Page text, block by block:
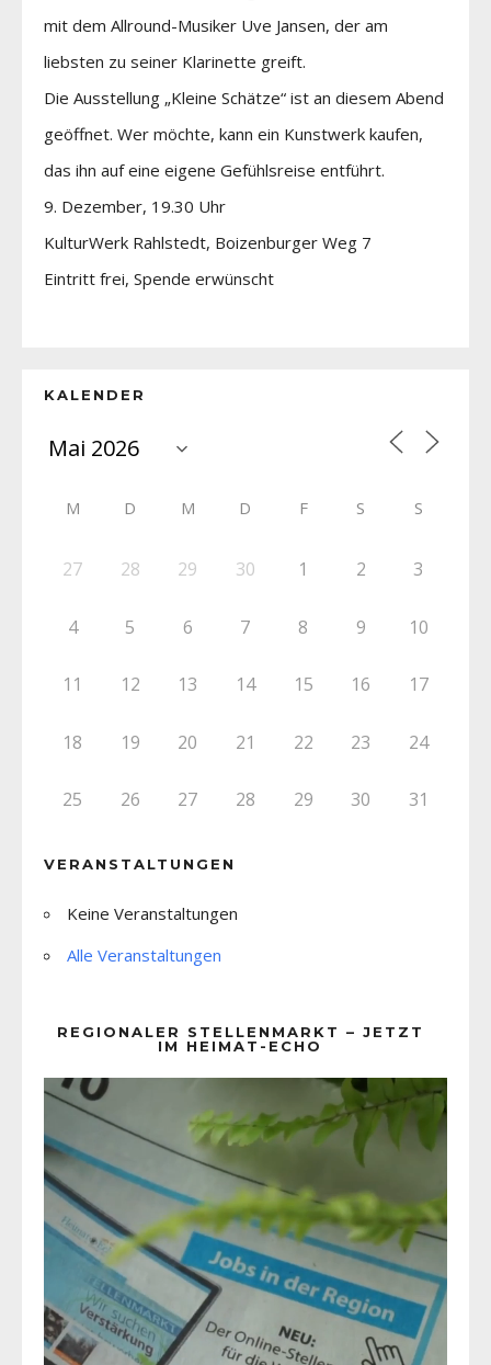
mit dem Allround-Musiker Uve Jansen, der am
liebsten zu seiner Klarinette greift.
Die Ausstellung „Kleine Schätze“ ist an diesem Abend
geöffnet. Wer möchte, kann ein Kunstwerk kaufen,
das ihn auf eine eigene Gefühlsreise entführt.
9. Dezember, 19.30 Uhr
KulturWerk Rahlstedt, Boizenburger Weg 7
Eintritt frei, Spende erwünscht
KALENDER
M D M D F S S
27 28 29 30 1 2 3
4 5 6 7 8 9 10
11 12 13 14 15 16 17
18 19 20 21 22 23 24
25 26 27 28 29 30 31
VERANSTALTUNGEN
Keine Veranstaltungen
Alle Veranstaltungen
REGIONALER STELLENMARKT – JETZT
IM HEIMAT-ECHO
Player